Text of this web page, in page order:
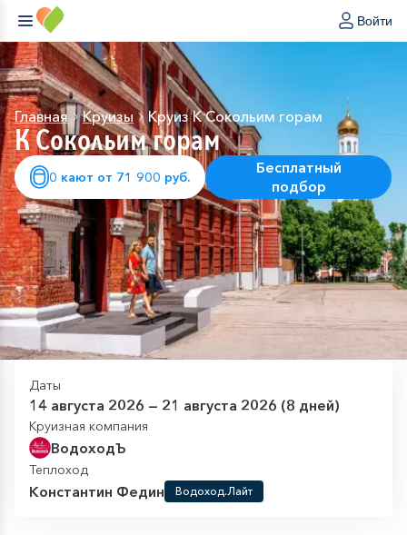
Войти
Главная Круизы Круиз К Сокольим горам
К Сокольим горам
0 кают от 71 900 руб.
Бесплатный
подбор
Даты
14 августа 2026 — 21 августа 2026 (8 дней)
Круизная компания
ВодоходЪ
Теплоход
Константин Федин Водоход.Лайт